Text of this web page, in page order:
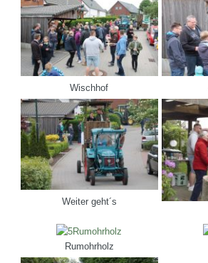
Wischhof
Weiter geht´s
Rumohrholz